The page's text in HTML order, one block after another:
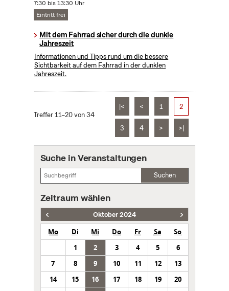
7:30 bis 13:30 Uhr
Eintritt frei
Mit dem Fahrrad sicher durch die dunkle
Jahreszeit
Informationen und Tipps rund um die bessere
Sichtbarkeit auf dem Fahrrad in der dunklen
Jahreszeit.
Treffer 11–20 von 34
|< < 1 2
3 4 > >|
Suche in Veranstaltungen
Suchen
Zeitraum wählen
Oktober 2024
Mo Di Mi Do Fr Sa
So
1
2 3 4 5
6
7
8 9 10 11 12
13
14
15 16 17 18 19
20